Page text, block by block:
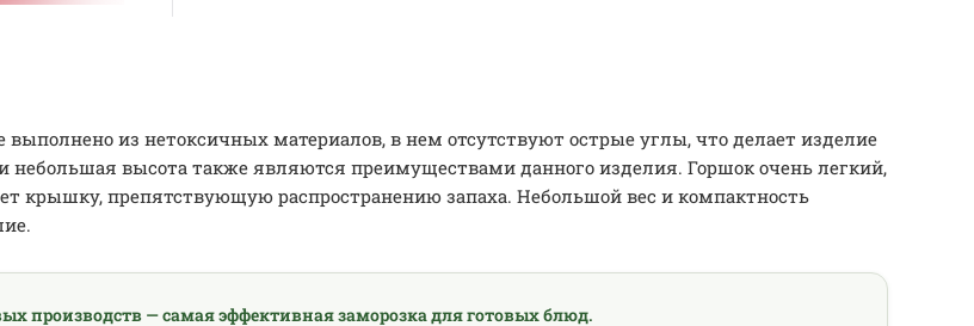
из нетоксичных материалов, в нем отсутствуют острые углы, что делает изделие
высота также являются преимуществами данного изделия. Горшок очень легкий,
крышку, препятствующую распространению запаха. Небольшой вес и компактность
производств — самая эффективная заморозка для готовых блюд.